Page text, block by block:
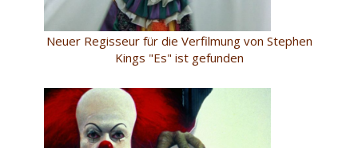
Neuer Regisseur für die Verfilmung von Stephen
Kings "Es" ist gefunden